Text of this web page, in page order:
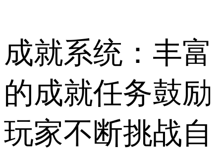
成就系统：丰富
的成就任务鼓励
玩家不断挑战自